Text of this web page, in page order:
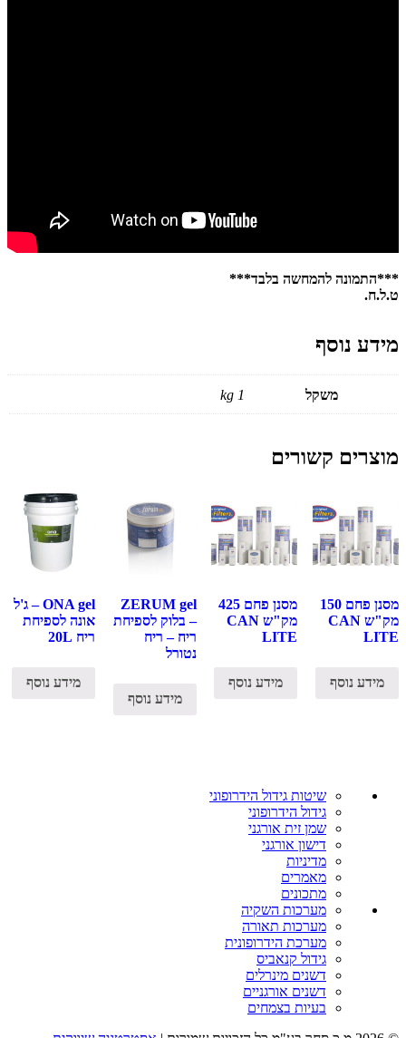
***התמונה להמחשה בלבד***
ט.ל.ח.
מידע נוסף
משקל 1 kg
מוצרים קשורים
מסנן פחם 150
מק"ש CAN
LITE
מידע נוסף
מסנן פחם 425
מק"ש CAN
LITE
מידע נוסף
ZERUM gel
– בלוק לספיחת
ריח – ריח
נטורל
מידע נוסף
ONA gel – ג'ל
אונה לספיחת
ריח 20L
מידע נוסף
שיטות גידול הידרופוני
גידול הידרופוני
שמן זית אורגני
דישון אורגני
מדיניות
מאמרים
מתכונים
מערכות השקיה
מערכות תאורה
מערכת הידרופונית
גידול קנאביס
דשנים מינרלים
דשנים אורגניים
בעיות בצמחים